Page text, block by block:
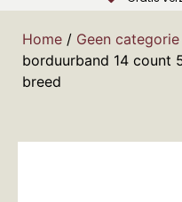
Home / Geen categorie
borduurband 14 count
breed